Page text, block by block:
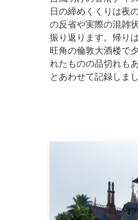
日の締めくくりは夜
の反省や実際の混雑
振り返ります。帰り
旺角の倫敦大酒楼で
れたものの品切れも
とあわせて記録しまし